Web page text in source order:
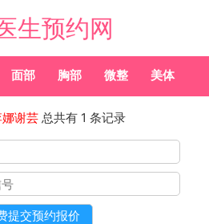
生预约网
面部 胸部 微整 美体
谢芸 总共有 1 条记录